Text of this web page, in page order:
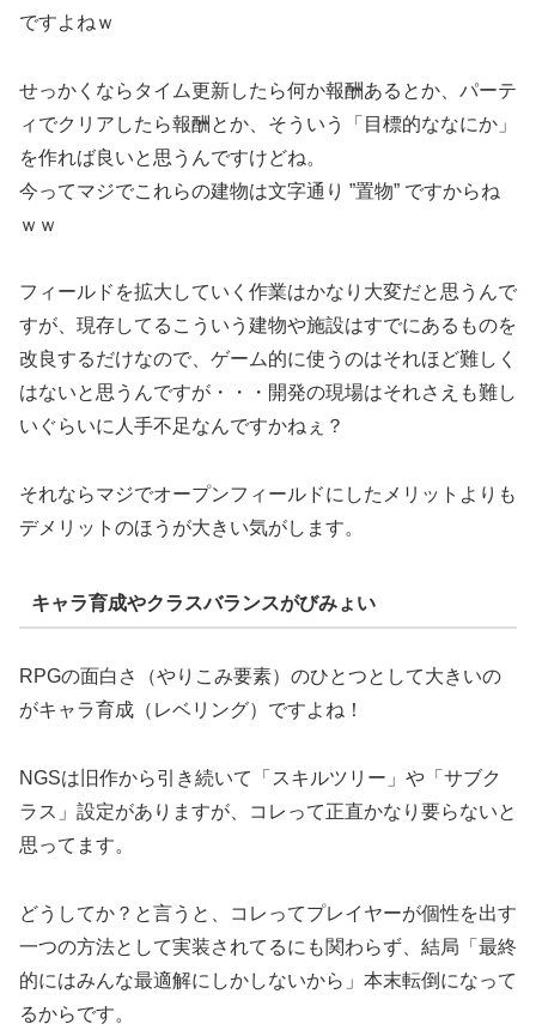
ですよねｗ
せっかくならタイム更新したら何か報酬あるとか、パーテ
ィでクリアしたら報酬とか、そういう「目標的ななにか」
を作れば良いと思うんですけどね。
今ってマジでこれらの建物は文字通り ”置物” ですからね
ｗｗ
フィールドを拡大していく作業はかなり大変だと思うんで
すが、現存してるこういう建物や施設はすでにあるものを
改良するだけなので、ゲーム的に使うのはそれほど難しく
はないと思うんですが・・・開発の現場はそれさえも難し
いぐらいに人手不足なんですかねぇ？
それならマジでオープンフィールドにしたメリットよりも
デメリットのほうが大きい気がします。
キャラ育成やクラスバランスがびみょい
RPGの面白さ（やりこみ要素）のひとつとして大きいの
がキャラ育成（レベリング）ですよね！
NGSは旧作から引き続いて「スキルツリー」や「サブク
ラス」設定がありますが、コレって正直かなり要らないと
思ってます。
どうしてか？と言うと、コレってプレイヤーが個性を出す
一つの方法として実装されてるにも関わらず、結局「最終
的にはみんな最適解にしかしないから」本末転倒になって
るからです。